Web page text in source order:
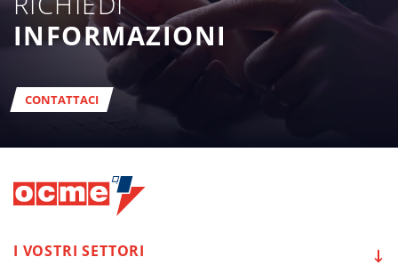
INFORMAZIONI
CONTATTACI
I VOSTRI SETTORI